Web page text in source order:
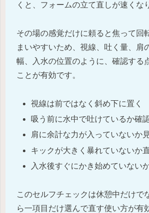
くと、フォームの立て直しが速くな
その場の感覚だけに頼ると焦って回
まいやすいため、視線、吐く量、肩
幅、入水の位置のように、確認する
ことが有効です。
視線は前ではなく斜め下に置く
吸う前に水中で吐けているか確
肩に余計な力が入っていないか
キックが大きく暴れていないか
入水後すぐにかき始めていない
このセルフチェックは休憩中だけで
ら一項目だけ選んで直す使い方が有